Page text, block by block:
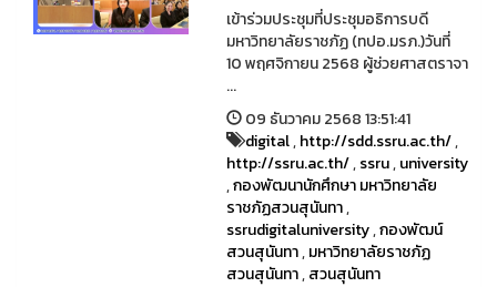
เข้าร่วมประชุมที่ประชุมอธิการบดี
มหาวิทยาลัยราชภัฏ (ทปอ.มรภ.)วันที่
10 พฤศจิกายน 2568 ผู้ช่วยศาสตราจา
...
09 ธันวาคม 2568 13:51:41
digital,http://sdd.ssru.ac.th/,
http://ssru.ac.th/,ssru,university
,กองพัฒนานักศึกษา มหาวิทยาลัย
ราชภัฏสวนสุนันทา,
ssrudigitaluniversity,กองพัฒน์
สวนสุนันทา,มหาวิทยาลัยราชภัฏ
สวนสุนันทา,สวนสุนันทา